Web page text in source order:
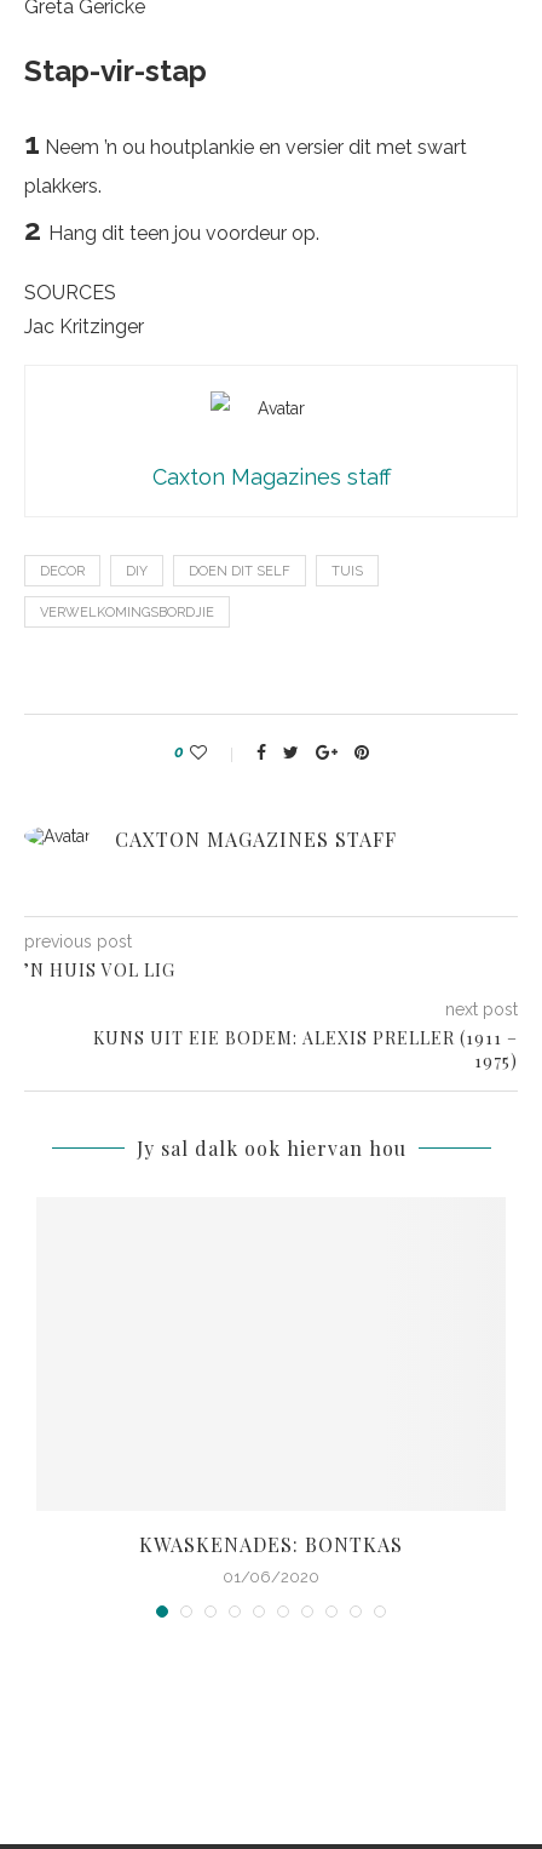
Greta Gericke
Stap-vir-stap
1 Neem ’n ou houtplankie en versier dit met swart
plakkers.
2 Hang dit teen jou voordeur op.
SOURCES
Jac Kritzinger
Caxton Magazines staff
DECOR DIY DOEN DIT SELF TUIS
VERWELKOMINGSBORDJIE
0
CAXTON MAGAZINES STAFF
previous post
’N HUIS VOL LIG
next post
KUNS UIT EIE BODEM: ALEXIS PRELLER (1911 –
1975)
Jy sal dalk ook hiervan hou
KWASKENADES: BONTKAS
01/06/2020